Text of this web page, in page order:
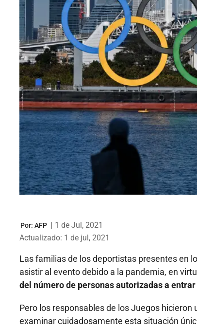
Por: AFP | 1 de Jul, 2021
Actualizado: 1 de jul, 2021
Las familias de los deportistas presentes en
asistir al evento debido a la pandemia, en
del número de personas autorizadas a entrar
Pero los responsables de los Juegos hicieron
examinar cuidadosamente esta situación